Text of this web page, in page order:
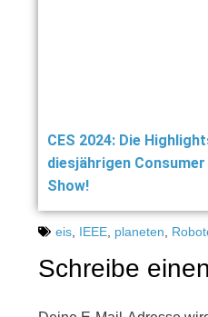
CES 2024: Die
diesjährigen
Show!
eis IEEE planeten
Schreibe